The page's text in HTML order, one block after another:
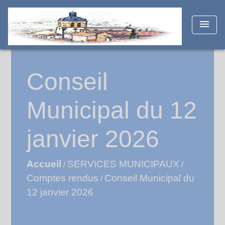
menu
Conseil
Municipal du 12
janvier 2026
Accueil / SERVICES MUNICIPAUX /
Comptes rendus / Conseil Municipal du
12 janvier 2026